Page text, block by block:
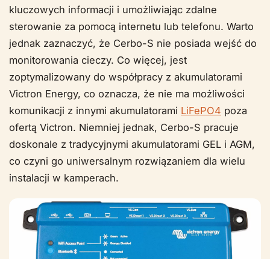
kluczowych informacji i umożliwiając zdalne
sterowanie za pomocą internetu lub telefonu. Warto
jednak zaznaczyć, że Cerbo-S nie posiada wejść do
monitorowania cieczy. Co więcej, jest
zoptymalizowany do współpracy z akumulatorami
Victron Energy, co oznacza, że nie ma możliwości
komunikacji z innymi akumulatorami LiFePO4 poza
ofertą Victron. Niemniej jednak, Cerbo-S pracuje
doskonale z tradycyjnymi akumulatorami GEL i AGM,
co czyni go uniwersalnym rozwiązaniem dla wielu
instalacji w kamperach.